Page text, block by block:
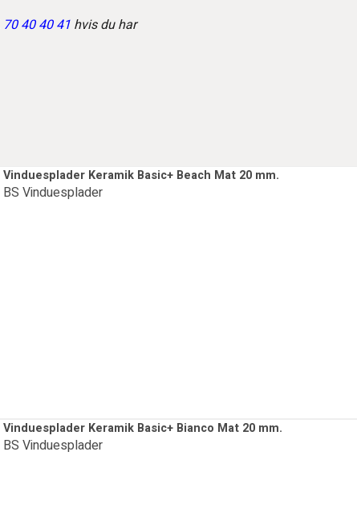
70 40 40 41 hvis du har
Vinduesplader Keramik Basic+ Beach Mat 20 mm.
BS Vinduesplader
Vinduesplader Keramik Basic+ Bianco Mat 20 mm.
BS Vinduesplader